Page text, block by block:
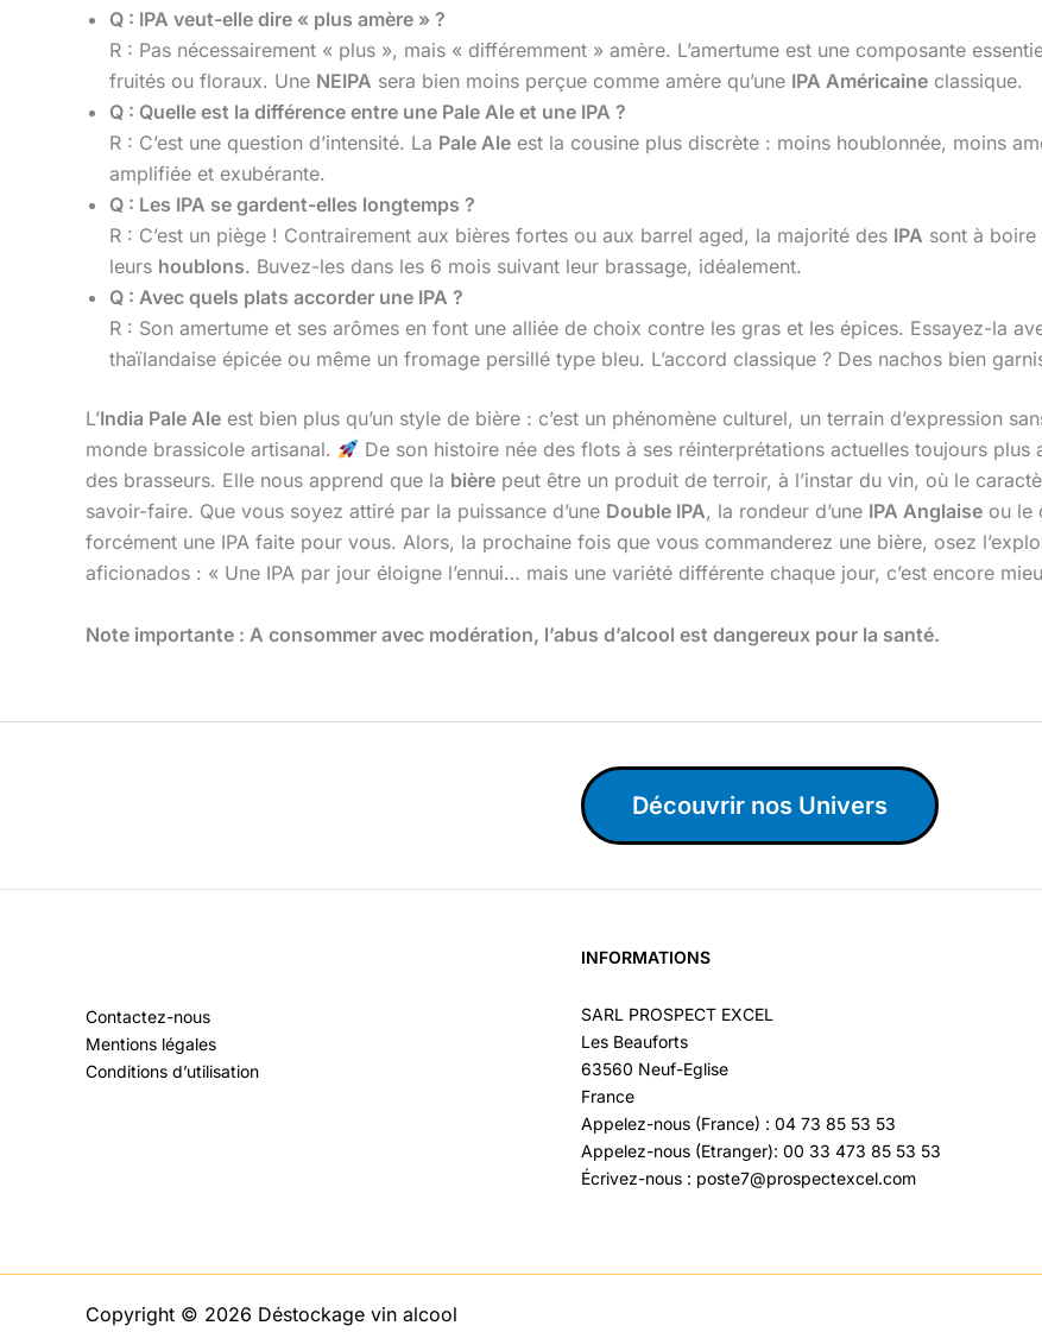
Q : IPA veut-elle dire « plus amère » ?
R : Pas nécessairement « plus », mais « différemment » amère. L’amertume est une composante
fruités ou floraux. Une NEIPA sera bien moins perçue comme amère qu’une IPA Américaine classique.
Q : Quelle est la différence entre une Pale Ale et une IPA ?
R : C’est une question d’intensité. La Pale Ale est la cousine plus discrète : moins houblonnée, moins
amplifiée et exubérante.
Q : Les IPA se gardent-elles longtemps ?
R : C’est un piège ! Contrairement aux bières fortes ou aux barrel aged, la majorité des IPA sont à
leurs houblons. Buvez-les dans les 6 mois suivant leur brassage, idéalement.
Q : Avec quels plats accorder une IPA ?
R : Son amertume et ses arômes en font une alliée de choix contre les gras et les épices. Essayez-la
thaïlandaise épicée ou même un fromage persillé type bleu. L’accord classique ? Des nachos bien
L’India Pale Ale est bien plus qu’un style de bière : c’est un phénomène culturel, un terrain d’expression
monde brassicole artisanal.
De son histoire née des flots à ses réinterprétations actuelles toujours plus
des brasseurs. Elle nous apprend que la bière peut être un produit de terroir, à l’instar du vin, où le
savoir-faire. Que vous soyez attiré par la puissance d’une Double IPA, la rondeur d’une IPA Anglaise ou le
forcément une IPA faite pour vous. Alors, la prochaine fois que vous commanderez une bière, osez
aficionados : « Une IPA par jour éloigne l’ennui… mais une variété différente chaque jour, c’est encore
Note importante : A consommer avec modération, l’abus d’alcool est dangereux pour la santé.
Découvrir nos Univers
Contactez-nous
Mentions légales
Conditions d’utilisation
INFORMATIONS
SARL PROSPECT EXCEL
Les Beauforts
63560 Neuf-Eglise
France
Appelez-nous (France) : 04 73 85 53 53
Appelez-nous (Etranger): 00 33 473 85 53 53
Écrivez-nous : poste7@prospectexcel.com
Copyright © 2026 Déstockage vin alcool